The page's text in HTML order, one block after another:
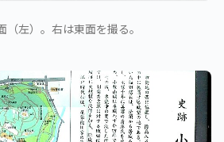
（左）。右は東面を撮る。